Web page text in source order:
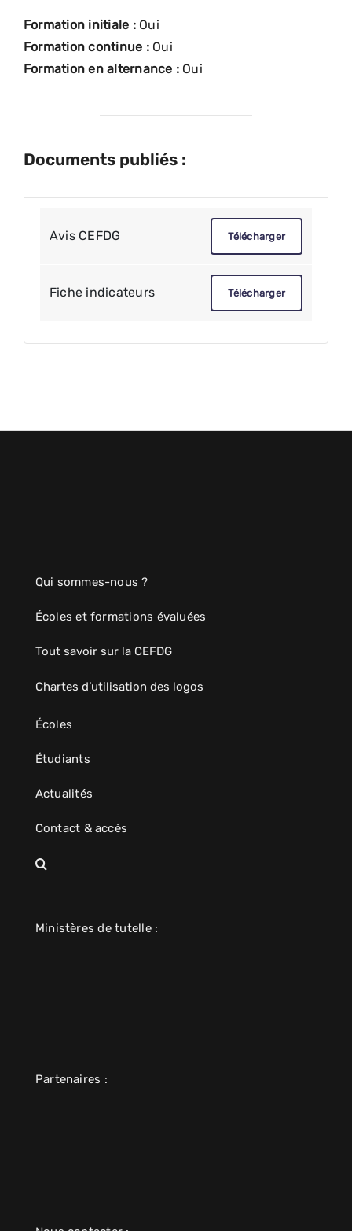
Formation initiale : Oui
Formation continue : Oui
Formation en alternance : Oui
Documents publiés :
Avis CEFDG Télécharger
Fiche indicateurs Télécharger
Qui sommes-nous ?
Écoles et formations évaluées
Tout savoir sur la CEFDG
Chartes d’utilisation des logos
Écoles
Étudiants
Actualités
Contact & accès
Ministères de tutelle :
Partenaires :